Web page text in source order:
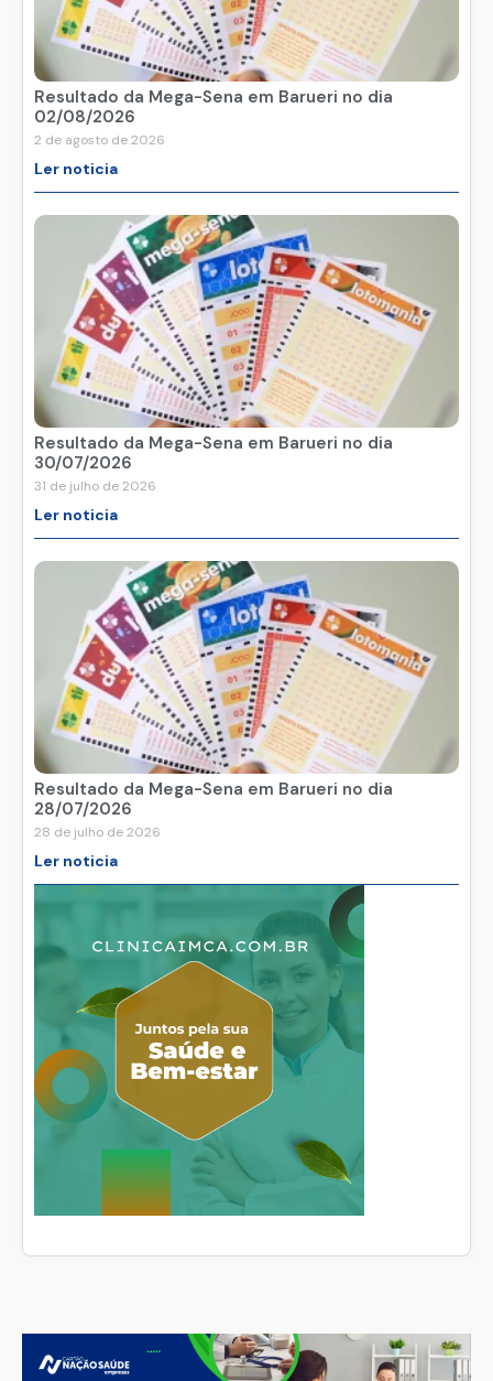
Resultado da Mega-Sena em Barueri no dia
02/08/2026
2 de agosto de 2026
Ler noticia
Resultado da Mega-Sena em Barueri no dia
30/07/2026
31 de julho de 2026
Ler noticia
Resultado da Mega-Sena em Barueri no dia
28/07/2026
28 de julho de 2026
Ler noticia